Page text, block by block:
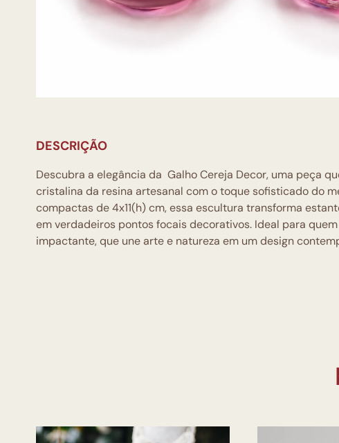
DESCRIÇÃO
Descubra a elegância da Galho Cereja Decor, uma peça
cristalina da resina artesanal com o toque sofisticado do
compactas de 4x11(h) cm, essa escultura transforma
em verdadeiros pontos focais decorativos. Ideal para
impactante, que une arte e natureza em um design